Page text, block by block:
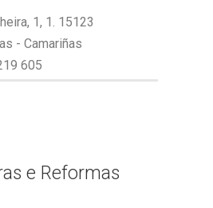
1, 1. 15123
- Camariñas
605
e Reformas